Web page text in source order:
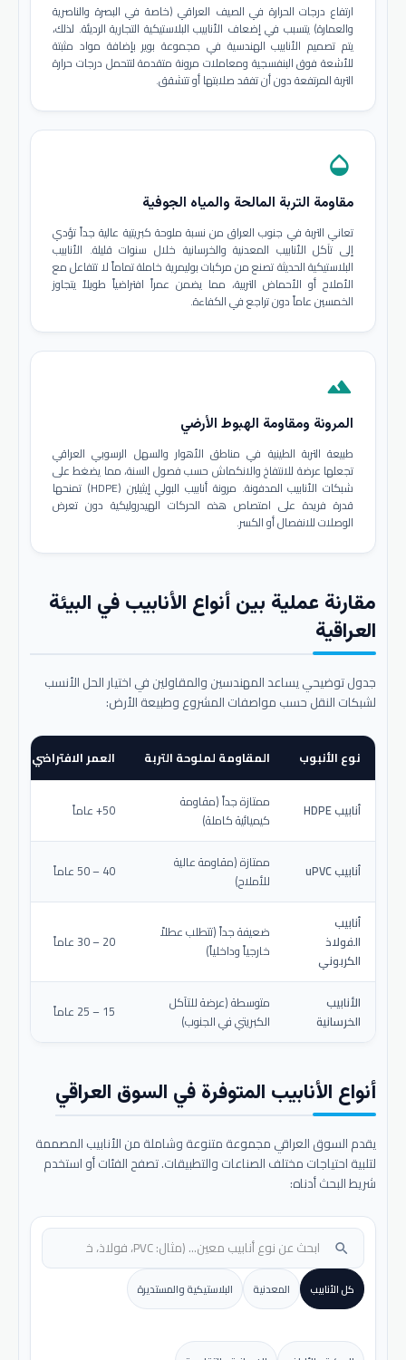
ارتفاع درجات الحرارة في الصيف العراقي (خاصة في البصرة والناصرية
والعمارة) يتسبب في إضعاف الأنابيب البلاستيكية التجارية الرديئة. لذلك،
يتم تصميم الأنابيب الهندسية في مجموعة بوير بإضافة مواد مثبتة
للأشعة فوق البنفسجية ومعاملات مرونة متقدمة لتتحمل درجات حرارة
التربة المرتفعة دون أن تفقد صلابتها أو تتشقق.
opacity
مقاومة التربة المالحة والمياه الجوفية
تعاني التربة في جنوب العراق من نسبة ملوحة كبريتية عالية جداً تؤدي
إلى تآكل الأنابيب المعدنية والخرسانية خلال سنوات قليلة. الأنابيب
البلاستيكية الحديثة تصنع من مركبات بوليمرية خاملة تماماً لا تتفاعل مع
الأملاح أو الأحماض التربية، مما يضمن عمراً افتراضياً طويلاً يتجاوز
الخمسين عاماً دون تراجع في الكفاءة.
terrain
المرونة ومقاومة الهبوط الأرضي
طبيعة التربة الطينية في مناطق الأهوار والسهل الرسوبي العراقي
تجعلها عرضة للانتفاخ والانكماش حسب فصول السنة، مما يضغط على
شبكات الأنابيب المدفونة. مرونة أنابيب البولي إيثيلين (HDPE) تمنحها
قدرة فريدة على امتصاص هذه الحركات الهيدروليكية دون تعرض
الوصلات للانفصال أو الكسر.
مقارنة عملية بين أنواع الأنابيب في البيئة
العراقية
جدول توضيحي يساعد المهندسين والمقاولين في اختيار الحل الأنسب
لشبكات النقل حسب مواصفات المشروع وطبيعة الأرض:
نوع الأنبوب المقاومة لملوحة التربة العمر الافتراضي
أنابيب HDPE
ممتازة جداً (مقاومة
كيميائية كاملة)
50+ عاماً
أنابيب uPVC
ممتازة (مقاومة عالية
للأملاح)
40 – 50 عاماً
أنابيب
الفولاذ
الكربوني
ضعيفة جداً (تتطلب عطلاً
خارجياً وداخلياً)
20 – 30 عاماً
الأنابيب
الخرسانية
متوسطة (عرضة للتآكل
الكبريتي في الجنوب)
15 – 25 عاماً
أنواع الأنابيب المتوفرة في السوق العراقي
يقدم السوق العراقي مجموعة متنوعة وشاملة من الأنابيب المصممة
لتلبية احتياجات مختلف الصناعات والتطبيقات. تصفح الفئات أو استخدم
شريط البحث أدناه:
search
كل الأنابيب المعدنية البلاستيكية والمستديرة